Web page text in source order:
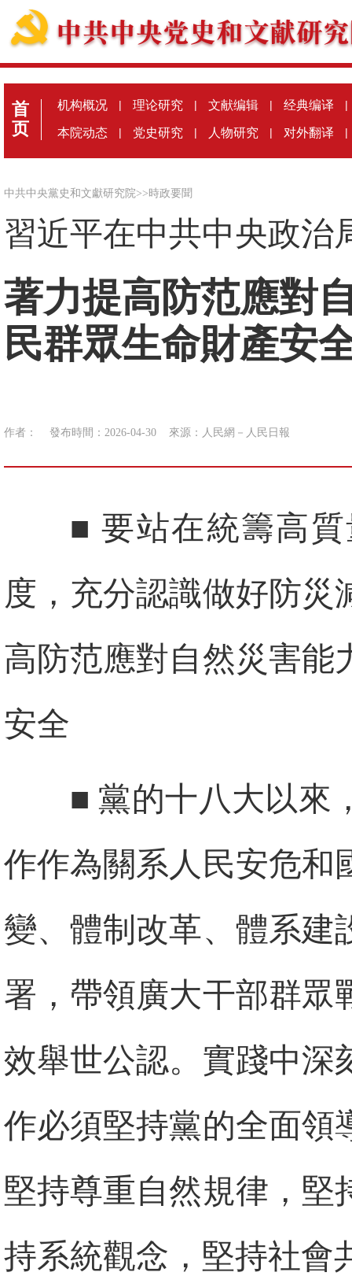
首
页
机构概况 | 理论研究 | 文献编辑 | 经典编译 |
本院动态 | 党史研究 | 人物研究 | 对外翻译 |
中共中央黨史和文獻研究院>>時政要聞
習近平在中共中央政治
著力提高防范應對
民群眾生命財產安
作者： 發布時間：2026-04-30 來源： 人民網－人民日報
■ 要站在統籌高
度，充分認識做好防災
高防范應對自然災害能
安全
■ 黨的十八大以來
作作為關系人民安危和
變、體制改革、體系建
署，帶領廣大干部群眾
效舉世公認。實踐中深
作必須堅持黨的全面領
堅持尊重自然規律，堅
持系統觀念，堅持社會